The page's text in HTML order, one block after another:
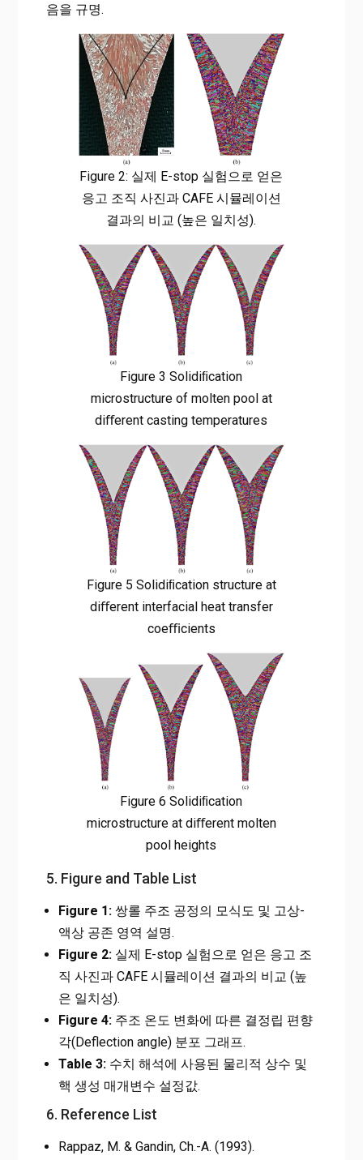
음을 규명.
Figure 2: 실제 E-stop 실험으로 얻은
응고 조직 사진과 CAFE 시뮬레이션
결과의 비교 (높은 일치성).
Figure 3 Solidiﬁcation
microstructure of molten pool at
diﬀerent casting temperatures
Figure 5 Solidiﬁcation structure at
diﬀerent interfacial heat transfer
coeﬃcients
Figure 6 Solidiﬁcation
microstructure at diﬀerent molten
pool heights
5. Figure and Table List
Figure 1:쌍롤 주조 공정의 모식도 및 고상-
액상 공존 영역 설명.
Figure 2:실제 E-stop 실험으로 얻은 응고 조
직 사진과 CAFE 시뮬레이션 결과의 비교 (높
은 일치성).
Figure 4:주조 온도 변화에 따른 결정립 편향
각(Deflection angle) 분포 그래프.
Table 3:수치 해석에 사용된 물리적 상수 및
핵 생성 매개변수 설정값.
6. Reference List
Rappaz, M. & Gandin, Ch.-A. (1993).